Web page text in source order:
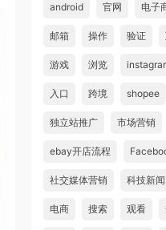
android 官网 电子
邮箱 操作 验证
游戏 浏览
入口 跨境 shopee
独立站推广 市场营销
ebay开店流程
社交媒体营销 科技新闻
电商 搜索 观看